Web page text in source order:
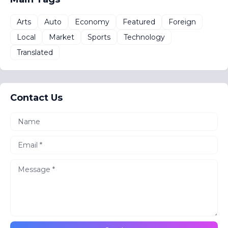
Arts Auto Economy Featured
Foreign
Local
Market Sports
Technology
Translated
Contact Us